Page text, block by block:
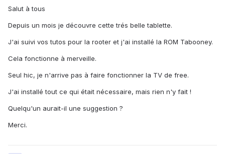
Salut à tous
Depuis un mois je découvre cette trés belle tablette.
J'ai suivi vos tutos pour la rooter et j'ai installé la ROM Tabooney.
Cela fonctionne à merveille.
Seul hic, je n'arrive pas à faire fonctionner la TV de free.
J'ai installé tout ce qui était nécessaire, mais rien n'y fait !
Quelqu'un aurait-il une suggestion ?
Merci.